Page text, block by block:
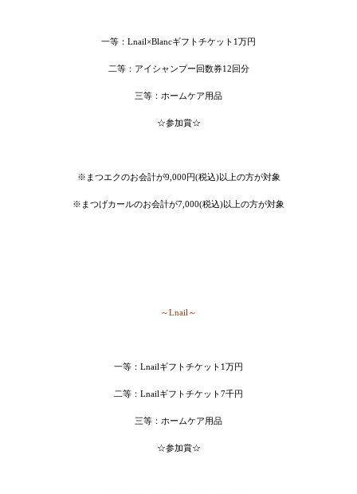
一等：Lnail×Blancギフトチケット1万円
二等：アイシャンプー回数券12回分
三等：ホームケア用品
☆参加賞☆
※まつエクのお会計が9,000円(税込)以上の方が対象
※まつげカールのお会計が7,000(税込)以上の方が対象
～Lnail～
一等：Lnailギフトチケット1万円
二等：Lnailギフトチケット7千円
三等：ホームケア用品
☆参加賞☆